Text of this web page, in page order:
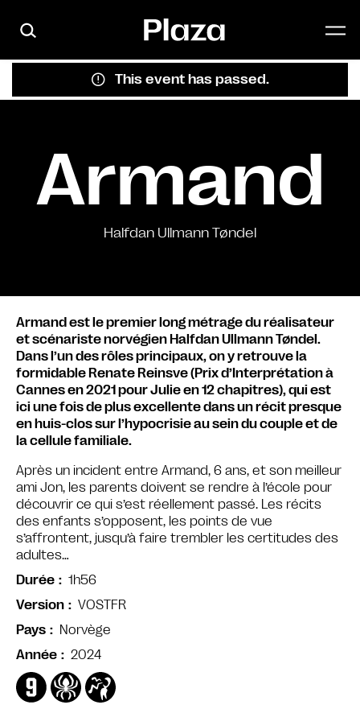
This event has passed.
Armand
Halfdan Ullmann Tøndel
Armand est le premier long métrage du réalisateur
et scénariste norvégien Halfdan Ullmann Tøndel.
Dans l’un des rôles principaux, on y retrouve la
formidable Renate Reinsve (Prix d’Interprétation à
Cannes en 2021 pour Julie en 12 chapitres), qui est
ici une fois de plus excellente dans un récit presque
en huis-clos sur l’hypocrisie au sein du couple et de
la cellule familiale.
Après un incident entre Armand, 6 ans, et son meilleur
ami Jon, les parents doivent se rendre à l’école pour
découvrir ce qui s’est réellement passé. Les récits
des enfants s’opposent, les points de vue
s’affrontent, jusqu’à faire trembler les certitudes des
adultes…
Durée
1h56
Version
VOSTFR
Pays
Norvège
Année
2024